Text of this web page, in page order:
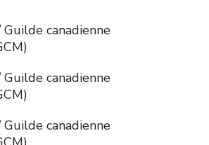
Guilde canadienne
Guilde canadienne
Guilde canadienne